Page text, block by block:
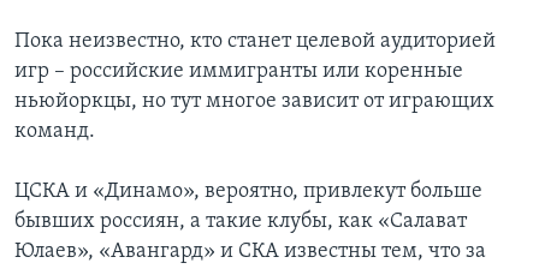
Пока неизвестно, кто станет целевой аудиторией
игр – российские иммигранты или коренные
ньюйоркцы, но тут многое зависит от играющих
команд.
ЦСКА и «Динамо», вероятно, привлекут больше
бывших россиян, а такие клубы, как «Салават
Юлаев», «Авангард» и СКА известны тем, что за